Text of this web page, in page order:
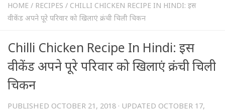
HOME / RECIPES / CHILLI CHICKEN RECIPE IN HINDI: इस
वीकेंड अपने पूरे परिवार को खिलाएं क्रंची चिली चिकन
Chilli Chicken Recipe In Hindi: इस
वीकेंड अपने पूरे परिवार को खिलाएं क्रंची चिली
चिकन
PUBLISHED OCTOBER 21, 2018 · UPDATED OCTOBER 17,